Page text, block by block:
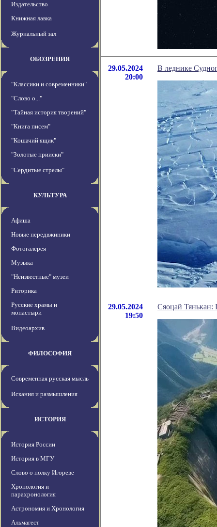
Издательство
Книжная лавка
Журнальный зал
ОБОЗРЕНИЯ
"Классики и современники"
"Слово о..."
"Тайная история творений"
"Книга писем"
"Кошачий ящик"
"Золотые прииски"
"Сердитые стрелы"
КУЛЬТУРА
Афиша
Новые передвжиники
Фотогалерея
Музыка
"Неизвестные" музеи
Риторика
Русские храмы и
монастыри
Видеоархив
ФИЛОСОФИЯ
Современная русская мысль
Искания и размышления
ИСТОРИЯ
История России
История в МГУ
Слово о полку Игореве
Хронология и
парахронология
Астрономия и Хронология
Альмагест
29.05.2024
20:00
В леднике
29.05.2024
19:50
Сяоцай Тянькан: